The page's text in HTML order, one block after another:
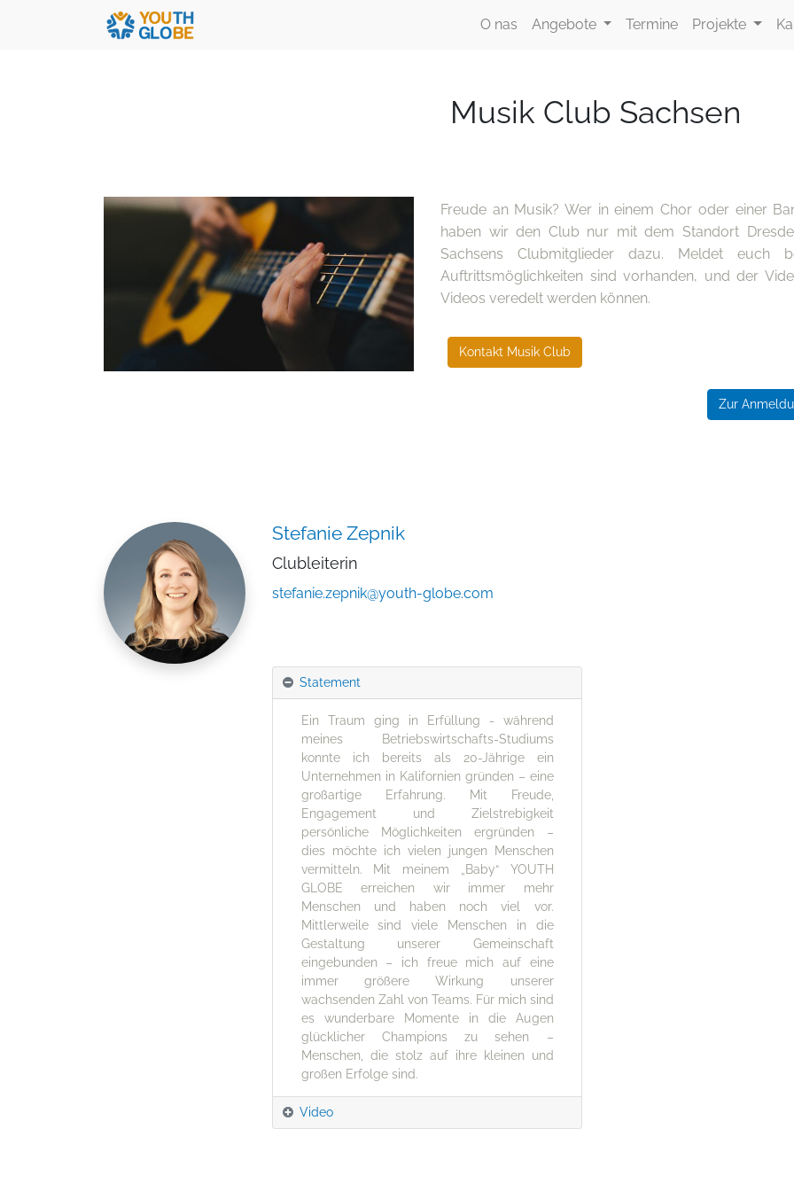
O nas Angebote Termine Projekte
Musik Club Sachsen
Freude an Musik? Wer in einem Chor oder einer
haben wir den Club nur mit dem Standort
Sachsens Clubmitglieder dazu. Meldet
Auftrittsmöglichkeiten sind vorhanden, und der
Videos veredelt werden können.
Kontakt Musik Club
Zur
Stefanie Zepnik
Clubleiterin
stefanie.zepnik@youth-globe.com
Statement
Ein Traum ging in Erfüllung - während
meines Betriebswirtschafts-Studiums
konnte ich bereits als 20-Jährige ein
Unternehmen in Kalifornien gründen – eine
großartige Erfahrung. Mit Freude,
Engagement und Zielstrebigkeit
persönliche Möglichkeiten ergründen –
dies möchte ich vielen jungen Menschen
vermitteln. Mit meinem „Baby“ YOUTH
GLOBE erreichen wir immer mehr
Menschen und haben noch viel vor.
Mittlerweile sind viele Menschen in die
Gestaltung unserer Gemeinschaft
eingebunden – ich freue mich auf eine
immer größere Wirkung unserer
wachsenden Zahl von Teams. Für mich sind
es wunderbare Momente in die Augen
glücklicher Champions zu sehen –
Menschen, die stolz auf ihre kleinen und
großen Erfolge sind.
Video